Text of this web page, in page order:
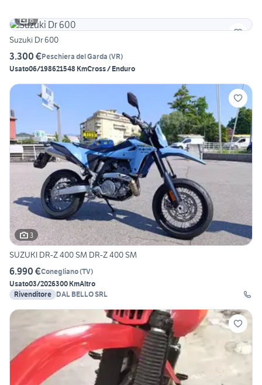
6
Suzuki Dr 600
3.300 €Peschiera del Garda (VR)
Usato06/198621548 KmCross / Enduro
3
SUZUKI DR-Z 400 SM DR-Z 400 SM
6.990 €Conegliano(TV)
Usato03/2026300 KmAltro
Rivenditore DAL BELLO SRL